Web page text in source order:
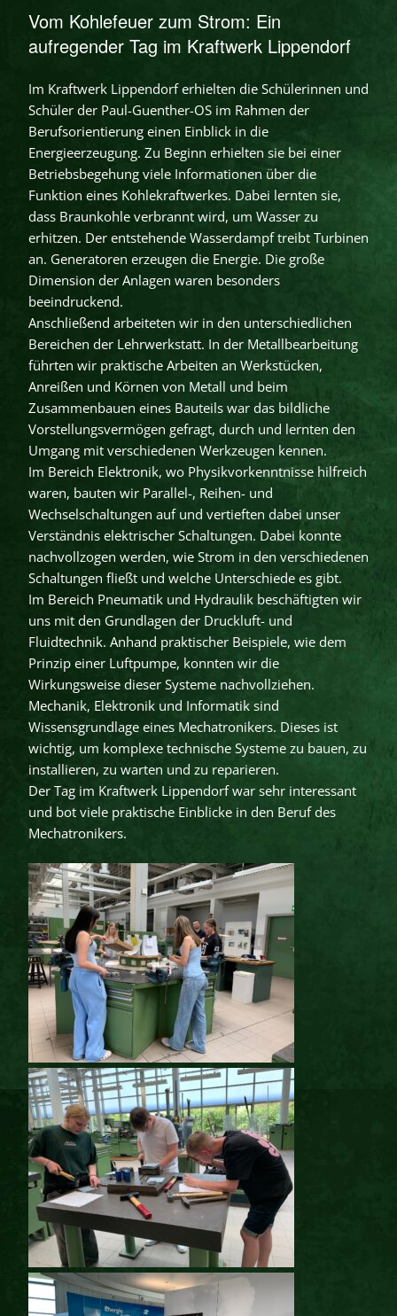
Vom Kohlefeuer zum Strom: Ein
aufregender Tag im Kraftwerk Lippendorf
Im Kraftwerk Lippendorf erhielten die Schülerinnen und
Schüler der Paul-Guenther-OS im Rahmen der
Berufsorientierung einen Einblick in die
Energieerzeugung. Zu Beginn erhielten sie bei einer
Betriebsbegehung viele Informationen über die
Funktion eines Kohlekraftwerkes. Dabei lernten sie,
dass Braunkohle verbrannt wird, um Wasser zu
erhitzen. Der entstehende Wasserdampf treibt Turbinen
an. Generatoren erzeugen die Energie. Die große
Dimension der Anlagen waren besonders
beeindruckend.
Anschließend arbeiteten wir in den unterschiedlichen
Bereichen der Lehrwerkstatt. In der Metallbearbeitung
führten wir praktische Arbeiten an Werkstücken,
Anreißen und Körnen von Metall und beim
Zusammenbauen eines Bauteils war das bildliche
Vorstellungsvermögen gefragt, durch und lernten den
Umgang mit verschiedenen Werkzeugen kennen.
Im Bereich Elektronik, wo Physikvorkenntnisse hilfreich
waren, bauten wir Parallel-, Reihen- und
Wechselschaltungen auf und vertieften dabei unser
Verständnis elektrischer Schaltungen. Dabei konnte
nachvollzogen werden, wie Strom in den verschiedenen
Schaltungen fließt und welche Unterschiede es gibt.
Im Bereich Pneumatik und Hydraulik beschäftigten wir
uns mit den Grundlagen der Druckluft- und
Fluidtechnik. Anhand praktischer Beispiele, wie dem
Prinzip einer Luftpumpe, konnten wir die
Wirkungsweise dieser Systeme nachvollziehen.
Mechanik, Elektronik und Informatik sind
Wissensgrundlage eines Mechatronikers. Dieses ist
wichtig, um komplexe technische Systeme zu bauen, zu
installieren, zu warten und zu reparieren.
Der Tag im Kraftwerk Lippendorf war sehr interessant
und bot viele praktische Einblicke in den Beruf des
Mechatronikers.